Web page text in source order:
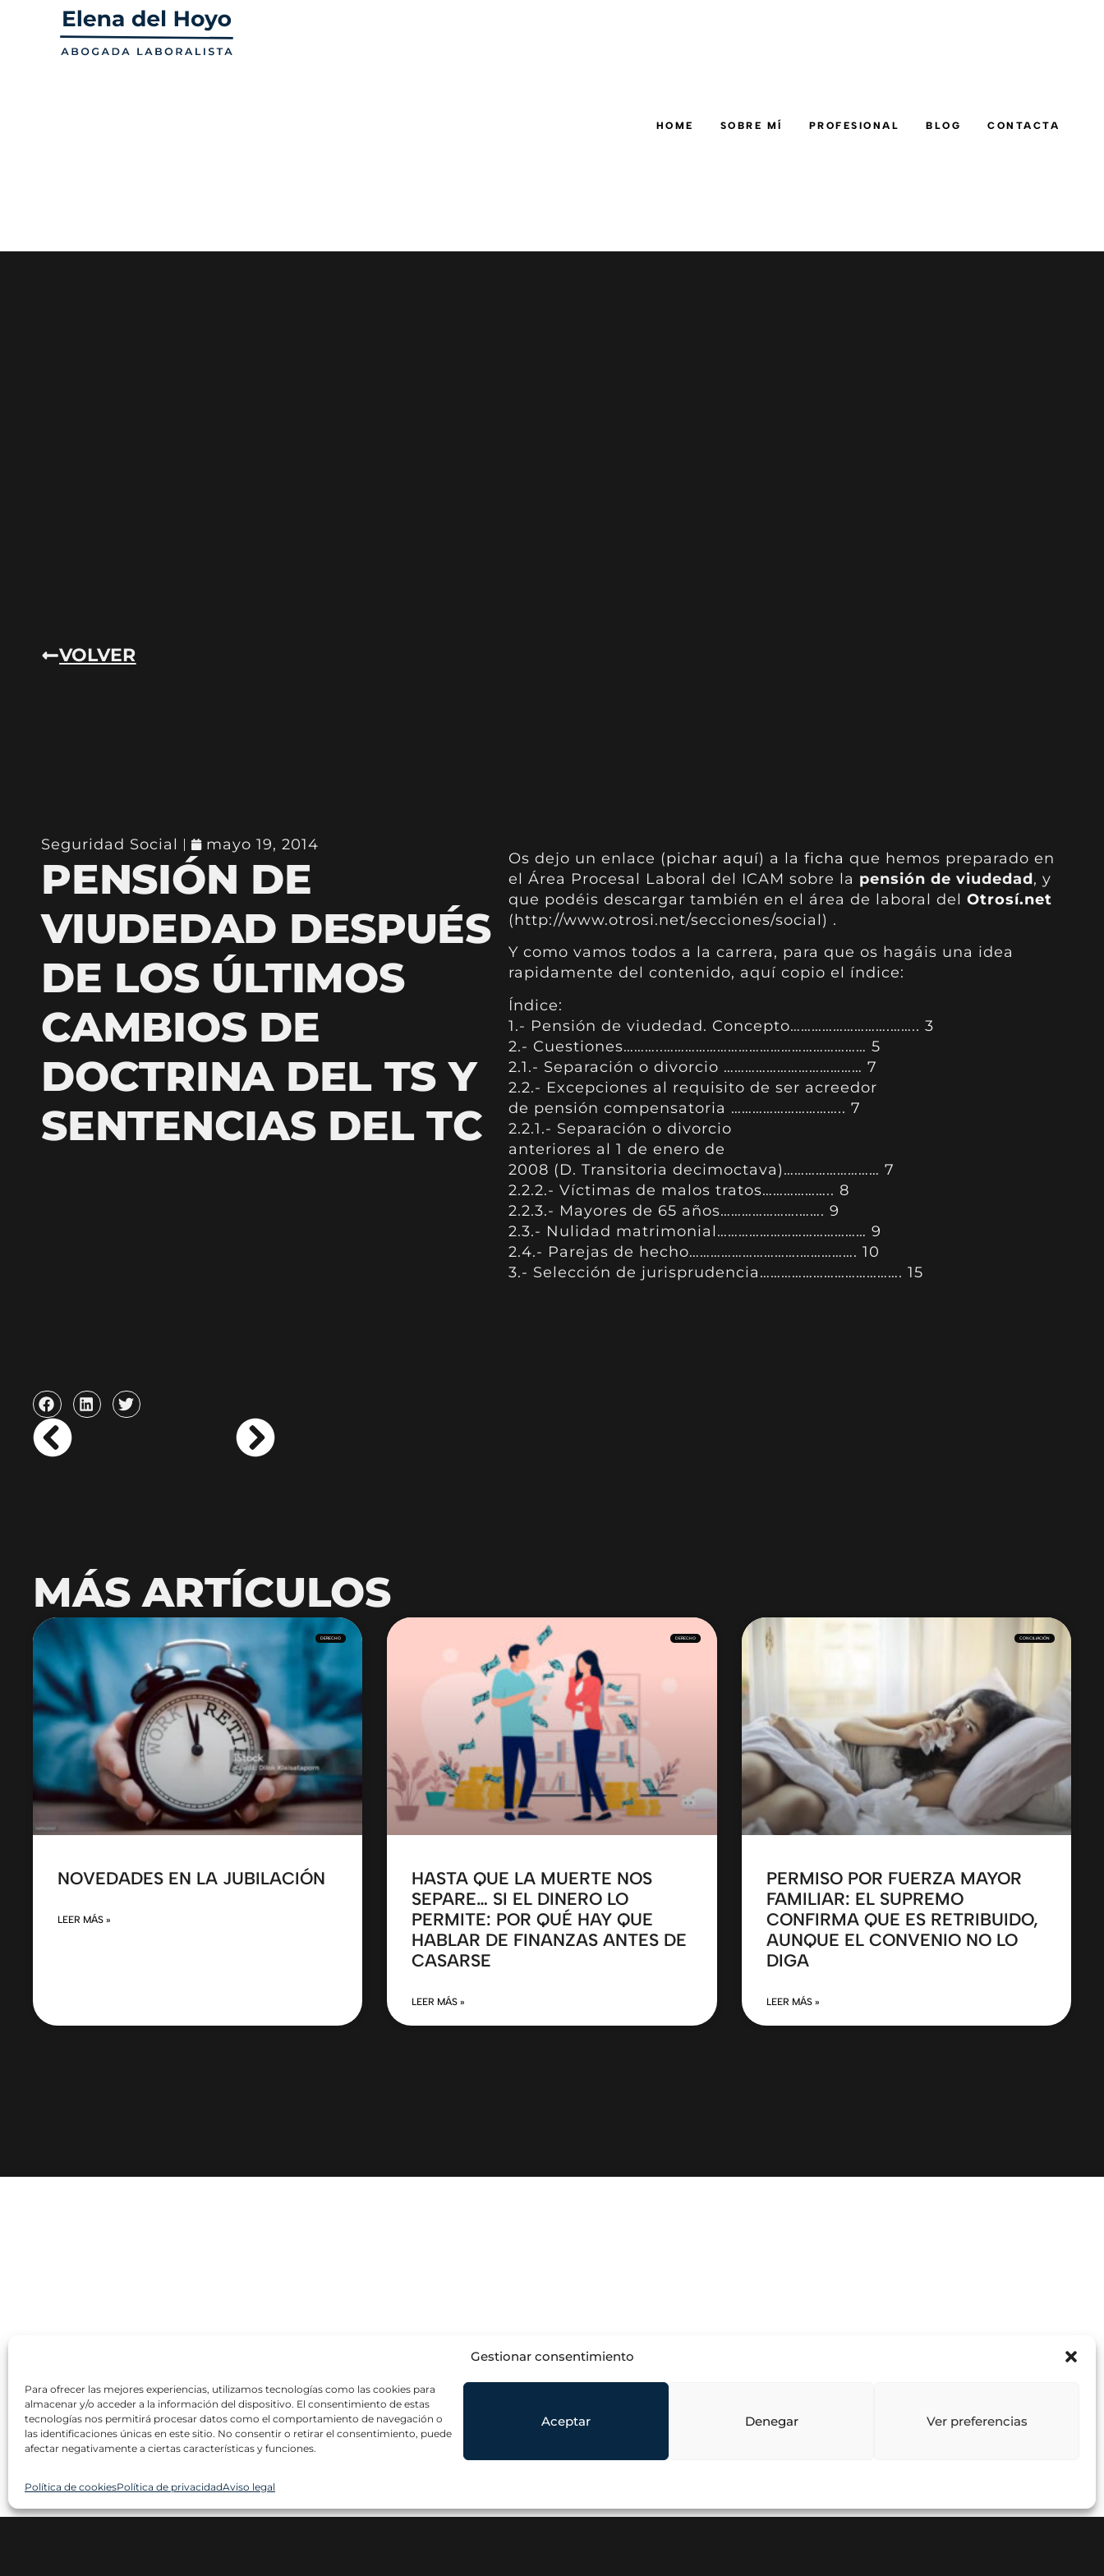
Gestionar consentimiento
Para ofrecer las mejores experiencias, utilizamos tecnologías como las cookies para
almacenar y/o acceder a la información del dispositivo. El consentimiento de estas
tecnologías nos permitirá procesar datos como el comportamiento de navegación o
las identificaciones únicas en este sitio. No consentir o retirar el consentimiento, puede
afectar negativamente a ciertas características y funciones.
Aceptar Denegar Ver preferencias
Política de cookiesPolítica de privacidadAviso legal
HOME SOBRE MÍ PROFESIONAL BLOG CONTACTA
VOLVER
Seguridad Social mayo 19, 2014
PENSIÓN DE
VIUDEDAD DESPUÉS
DE LOS ÚLTIMOS
CAMBIOS DE
DOCTRINA DEL TS Y
SENTENCIAS DEL TC
Os dejo un enlace (pichar aquí) a la ficha que hemos preparado en
el Área Procesal Laboral del ICAM sobre la pensión de viudedad, y
que podéis descargar también en el área de laboral del Otrosí.net
(http://www.otrosi.net/secciones/social) .
Y como vamos todos a la carrera, para que os hagáis una idea
rapidamente del contenido, aquí copio el índice:
Índice:
1.- Pensión de viudedad. Concepto……………………….…….. 3
2.- Cuestiones………..………………………………………………… 5
2.1.- Separación o divorcio ………………………………… 7
2.2.- Excepciones al requisito de ser acreedor
de pensión compensatoria ………………………….. 7
2.2.1.- Separación o divorcio
anteriores al 1 de enero de
2008 (D. Transitoria decimoctava)……………………… 7
2.2.2.- Víctimas de malos tratos……………….. 8
2.2.3.- Mayores de 65 años………………….……. 9
2.3.- Nulidad matrimonial…………………………………… 9
2.4.- Parejas de hecho………………………….……………. 10
3.- Selección de jurisprudencia…………………………………. 15
MÁS ARTÍCULOS
DERECHO
NOVEDADES EN LA JUBILACIÓN
LEER MÁS »
DERECHO
HASTA QUE LA MUERTE NOS
SEPARE… SI EL DINERO LO
PERMITE: POR QUÉ HAY QUE
HABLAR DE FINANZAS ANTES DE
CASARSE
LEER MÁS »
CONCILIACIÓN
PERMISO POR FUERZA MAYOR
FAMILIAR: EL SUPREMO
CONFIRMA QUE ES RETRIBUIDO,
AUNQUE EL CONVENIO NO LO
DIGA
LEER MÁS »